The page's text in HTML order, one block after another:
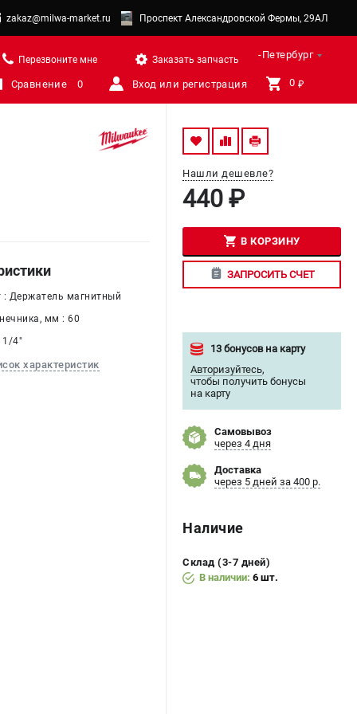
zakaz@milwa-market.ru Проспект Александровской Фермы, 29АЛ
Санкт-Петербург
Перезвоните мне Заказать запчасть
Сравнение 0 Вход или регистрация 0 ₽
Нашли дешевле?
440 ₽
В КОРЗИНУ
ЗАПРОСИТЬ СЧЕТ
13 бонусов на карту
Авторизуйтесь,
чтобы получить бонусы
на карту
Самовывоз
через 4 дня
Доставка
через 5 дней за 400 р.
Наличие
Склад (3-7 дней)
В наличии: 6 шт.
: Держатель магнитный
мм : 60
1/4"
характеристик